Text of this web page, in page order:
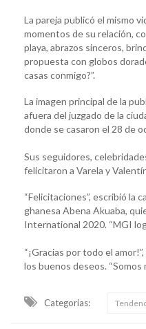
La pareja publicó el mismo
momentos de su relación,
playa, abrazos sinceros,
propuesta con globos
casas conmigo?”.
La imagen principal de la
afuera del juzgado de la
donde se casaron el 28 de
Sus seguidores,
felicitaron a Varela y
“Felicitaciones”, escribió la
ghanesa Abena Akuaba,
International 2020. “MGI
“¡Gracias por todo el
los buenos deseos. “Somos
Categorias: